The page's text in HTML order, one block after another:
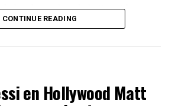
los despachos de la Casa Blanca.
España y la agenciaAssociated
forma unánime que el presidente
una llamada telefónica personal
Gianni Infantino. ¿El objetivo?
CONTINUE READING
en Hollywood Matt